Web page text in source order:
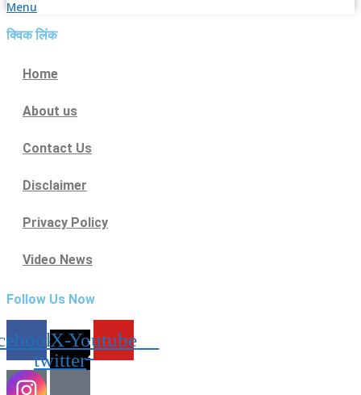
Menu
क्विक लिंक
Home
About us
Contact Us
Disclaimer
Privacy Policy
Video News
Follow Us Now
X-
twitter
Youtube